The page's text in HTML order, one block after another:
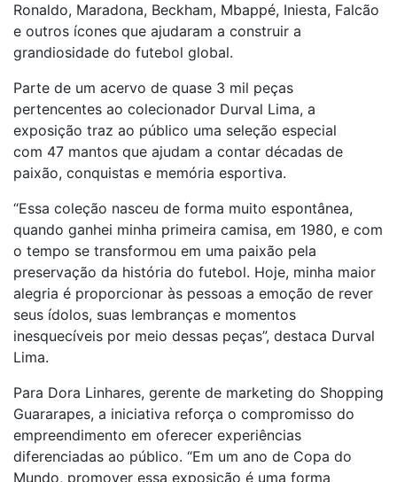
Ronaldo, Maradona, Beckham, Mbappé, Iniesta, Falcão
e outros ícones que ajudaram a construir a
grandiosidade do futebol global.
Parte de um acervo de quase 3 mil peças
pertencentes ao colecionador Durval Lima, a
exposição traz ao público uma seleção especial
com 47 mantos que ajudam a contar décadas de
paixão, conquistas e memória esportiva.
“Essa coleção nasceu de forma muito espontânea,
quando ganhei minha primeira camisa, em 1980, e com
o tempo se transformou em uma paixão pela
preservação da história do futebol. Hoje, minha maior
alegria é proporcionar às pessoas a emoção de rever
seus ídolos, suas lembranças e momentos
inesquecíveis por meio dessas peças”, destaca Durval
Lima.
Para Dora Linhares, gerente de marketing do Shopping
Guararapes, a iniciativa reforça o compromisso do
empreendimento em oferecer experiências
diferenciadas ao público. “Em um ano de Copa do
Mundo, promover essa exposição é uma forma